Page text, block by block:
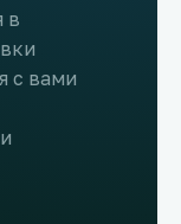
в
с вами